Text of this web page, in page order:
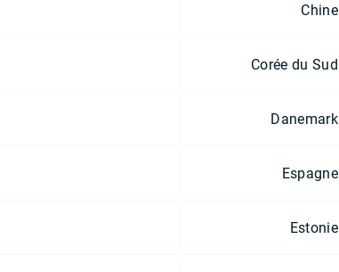
Chine
Corée du Sud
Danemark
Espagne
Estonie